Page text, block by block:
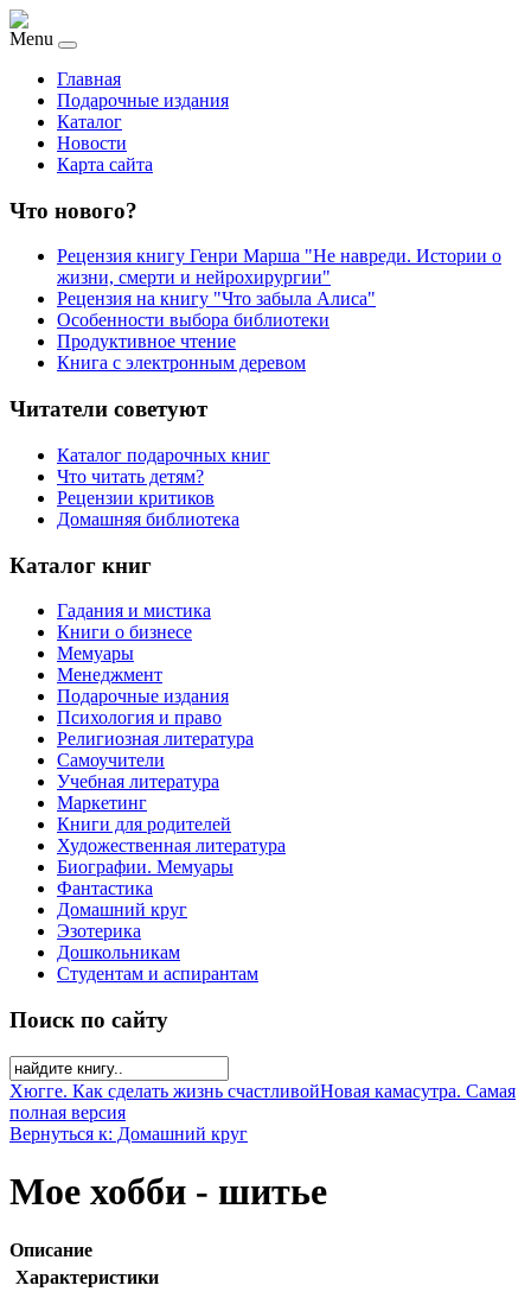
Menu
Главная
Подарочные издания
Каталог
Новости
Карта сайта
Что нового?
Рецензия книгу Генри Марша "Не навреди. Истории о
жизни, смерти и нейрохирургии"
Рецензия на книгу "Что забыла Алиса"
Особенности выбора библиотеки
Продуктивное чтение
Книга с электронным деревом
Читатели советуют
Каталог подарочных книг
Что читать детям?
Рецензии критиков
Домашняя библиотека
Каталог книг
Гадания и мистика
Книги о бизнесе
Мемуары
Менеджмент
Подарочные издания
Психология и право
Религиозная литература
Самоучители
Учебная литература
Маркетинг
Книги для родителей
Художественная литература
Биографии. Мемуары
Фантастика
Домашний круг
Эзотерика
Дошкольникам
Студентам и аспирантам
Поиск по сайту
Хюгге. Как сделать жизнь счастливойНовая камасутра. Самая
полная версия
Вернуться к: Домашний круг
Мое хобби - шитье
Описание
Характеристики